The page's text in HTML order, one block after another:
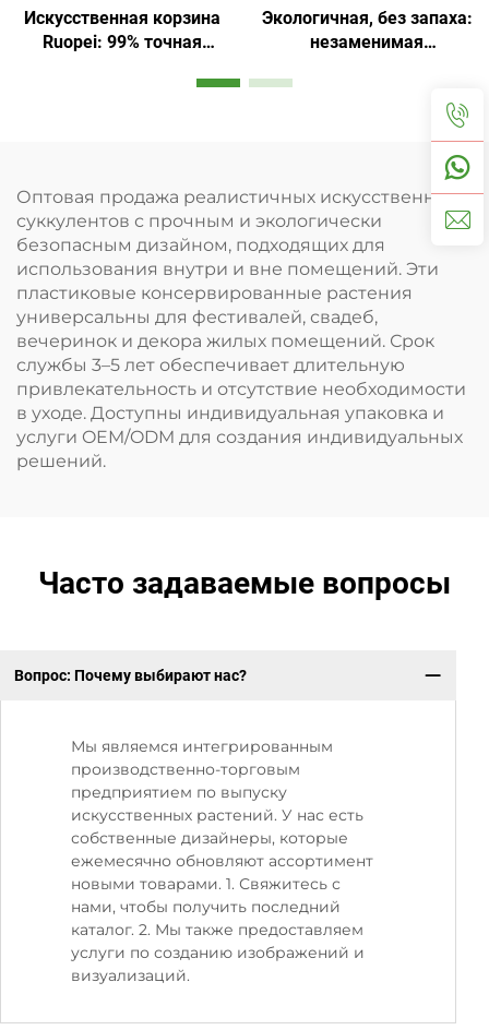
Искусственная корзина
Ruopei: 99% точная
Экологичная, без запаха:
незаменимая
цветочная корзина
Оптовая продажа реалистичных искусственных
суккулентов с прочным и экологически
безопасным дизайном, подходящих для
использования внутри и вне помещений. Эти
пластиковые консервированные растения
универсальны для фестивалей, свадеб,
вечеринок и декора жилых помещений. Срок
службы 3–5 лет обеспечивает длительную
привлекательность и отсутствие необходимости
в уходе. Доступны индивидуальная упаковка и
услуги OEM/ODM для создания индивидуальных
решений.
Часто задаваемые вопросы
Вопрос: Почему выбирают нас?
Мы являемся интегрированным
производственно-торговым
предприятием по выпуску
искусственных растений. У нас есть
собственные дизайнеры, которые
ежемесячно обновляют ассортимент
новыми товарами. 1. Свяжитесь с
нами, чтобы получить последний
каталог. 2. Мы также предоставляем
услуги по созданию изображений и
визуализаций.